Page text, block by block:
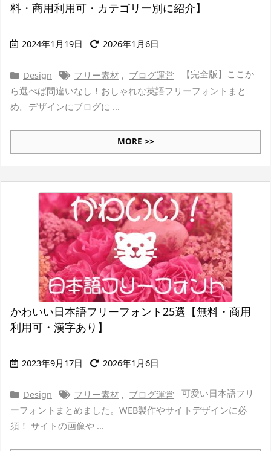
料・商用利用可・カテゴリー別に紹介】
2024年1月19日 2026年1月6日
Design フリー素材 , ブログ運営
【完全版】ここか
ら選べば間違いなし！おしゃれな英語フリーフォントまと
め。デザインにブログに ...
MORE >>
かわいい日本語フリーフォント25選【無料・商用
利用可・漢字あり】
2023年9月17日 2026年1月6日
Design フリー素材 , ブログ運営
可愛い日本語フリ
ーフォントまとめました。WEB製作やサイトデザインに必
須！ サイトの画像や ...